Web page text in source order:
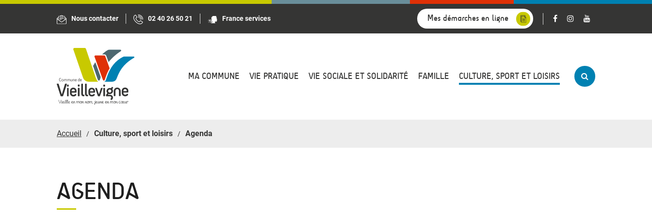
Nous contacter 02 40 26 50 21 France services Mes démarches en ligne
MA COMMUNE VIE PRATIQUE VIE SOCIALE ET SOLIDARITÉ FAMILLE CULTURE, SPORT ET LOISIRS
Accueil Culture, sport et loisirs Agenda
AGENDA
Panneau de gestion des cookies